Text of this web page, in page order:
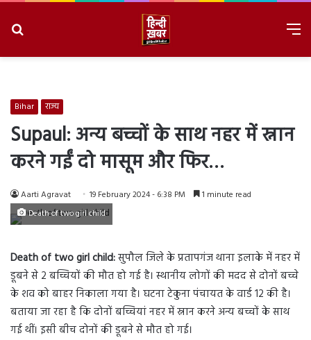
Bihar राज्य
Supaul: अन्य बच्चों के साथ नहर में स्नान
करने गईं दो मासूम और फिर…
Aarti Agravat 19 February 2024 - 6:38 PM 1 minute read
Death of two girl child
Death of two girl child:सुपौल जिले के प्रतापगंज थाना इलाके में नहर में
डूबने से 2 बच्चियों की मौत हो गई है। स्थानीय लोगों की मदद से दोनों बच्चे
के शव को बाहर निकाला गया है। घटना टेकुना पंचायत के वार्ड 12 की है।
बताया जा रहा है कि दोनों बच्चियां नहर में स्नान करने अन्य बच्चों के साथ
गई थीं। इसी बीच दोनों की डूबने से मौत हो गई।